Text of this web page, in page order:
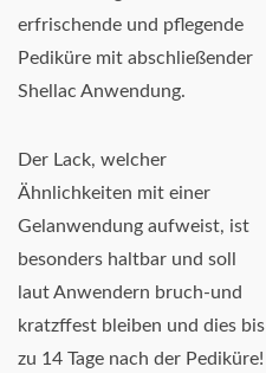
erfrischende und pflegende
Pediküre mit abschließender
Shellac Anwendung.
Der Lack, welcher
Ähnlichkeiten mit einer
Gelanwendung aufweist, ist
besonders haltbar und soll
laut Anwendern bruch-und
kratzffest bleiben und dies bis
zu 14 Tage nach der Pediküre!